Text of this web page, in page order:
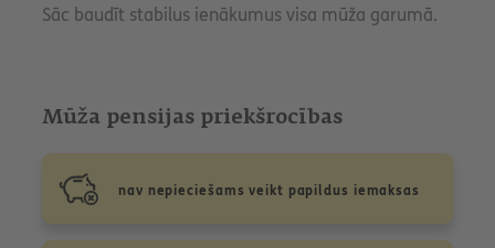
Sāc baudīt stabilus ienākumus visa mūža garumā.
Mūža pensijas priekšrocības
nav nepieciešams veikt papildus iemaksas